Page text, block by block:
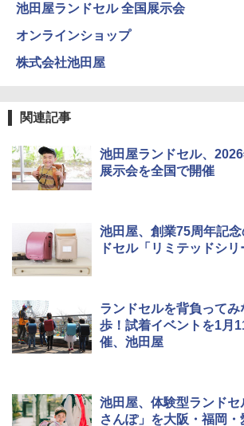
池田屋ランドセル 全国展示会
オンラインショップ
株式会社池田屋
関連記事
池田屋ランドセル、
展示会を全国で開催
池田屋、創業75周年記
ドセル「リミテッドシ
ランドセルを背負って
歩！試着イベントを1月
催、池田屋
池田屋、体験型ランド
さんぽ」を大阪・福岡